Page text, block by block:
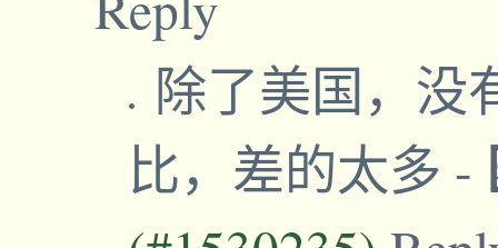
除了美国，没
比，差的太多 -